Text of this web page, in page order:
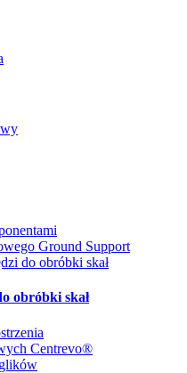
Ground Support
do obróbki skał
obróbki skał
Centrevo®